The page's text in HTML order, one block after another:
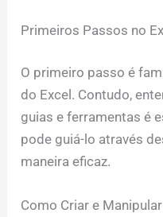
Primeiros Passos no
O primeiro passo é
do Excel. Contudo,
guias e ferramentas é
pode guiá-lo através
maneira eficaz.
Como Criar e